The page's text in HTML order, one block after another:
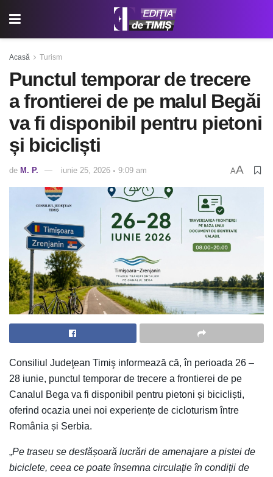
Acasă Turism
Punctul temporar de trecere
a frontierei de pe malul Begăi
va fi disponibil pentru pietoni
și bicicliști
de M. P. iunie 25, 2026 ◦ 9:09 am AA
Consiliul Judeţean Timiş informează că, în perioada 26 –
28 iunie, punctul temporar de trecere a frontierei de pe
Canalul Bega va fi disponibil pentru pietoni și bicicliști,
oferind ocazia unei noi experiențe de cicloturism între
România și Serbia.
„Pe traseu se desfășoară lucrări de amenajare a pistei de
biciclete, ceea ce poate însemna circulație în condiții de